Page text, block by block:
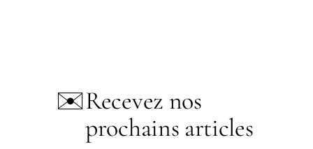
✉️Recevez nos
prochains articles